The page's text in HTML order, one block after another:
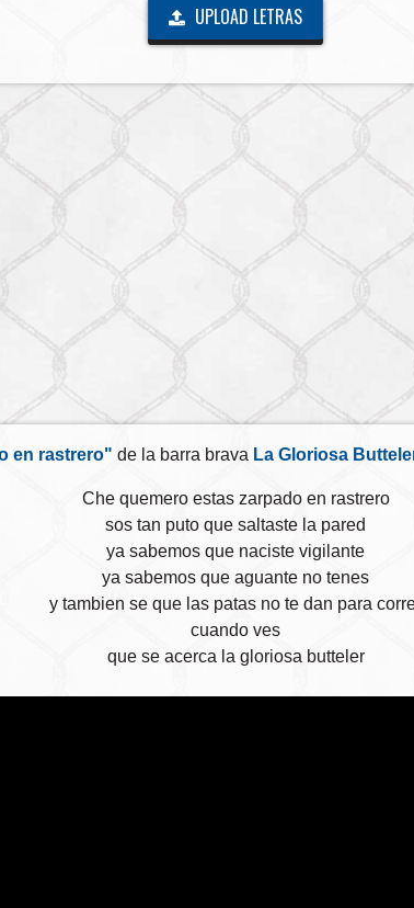
UPLOAD LETRAS
en rastrero" de la barra brava La Gloriosa
Che quemero estas zarpado en rastrero
sos tan puto que saltaste la pared
ya sabemos que naciste vigilante
ya sabemos que aguante no tenes
y tambien se que las patas no te dan para
cuando ves
que se acerca la gloriosa butteler